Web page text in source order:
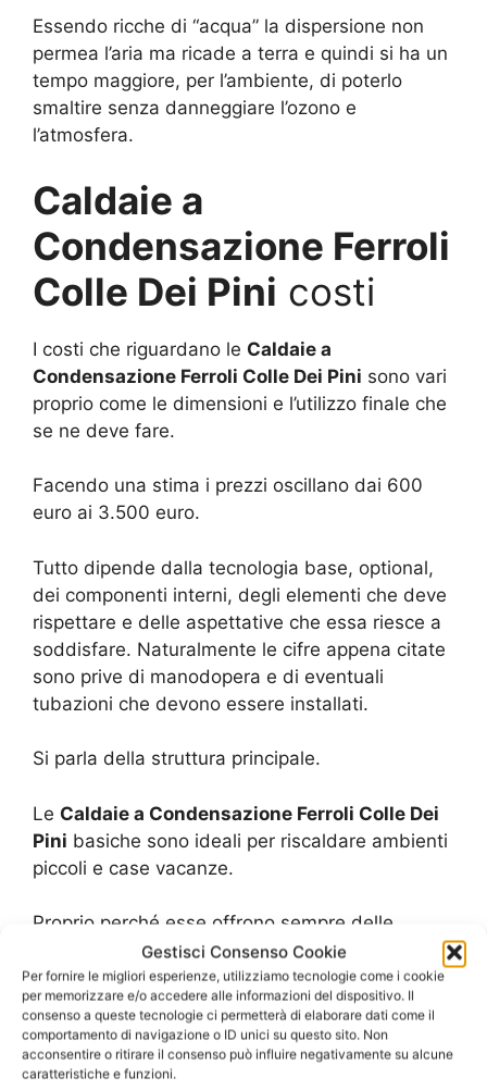
Gestisci Consenso Cookie
Per fornire le migliori esperienze, utilizziamo tecnologie come i cookie
per memorizzare e/o accedere alle informazioni del dispositivo. Il
consenso a queste tecnologie ci permetterà di elaborare dati come il
comportamento di navigazione o ID unici su questo sito. Non
acconsentire o ritirare il consenso può influire negativamente su alcune
caratteristiche e funzioni.
Essendo ricche di “acqua” la dispersione non
permea l’aria ma ricade a terra e quindi si ha un
tempo maggiore, per l’ambiente, di poterlo
smaltire senza danneggiare l’ozono e
l’atmosfera.
Caldaie a
Condensazione Ferroli
Colle Dei Pini costi
I costi che riguardano le Caldaie a
Condensazione Ferroli Colle Dei Pini sono vari
proprio come le dimensioni e l’utilizzo finale che
se ne deve fare.
Facendo una stima i prezzi oscillano dai 600
euro ai 3.500 euro.
Tutto dipende dalla tecnologia base, optional,
dei componenti interni, degli elementi che deve
rispettare e delle aspettative che essa riesce a
soddisfare. Naturalmente le cifre appena citate
sono prive di manodopera e di eventuali
tubazioni che devono essere installati.
Si parla della struttura principale.
Le Caldaie a Condensazione Ferroli Colle Dei
Pini basiche sono ideali per riscaldare ambienti
piccoli e case vacanze.
Proprio perché esse offrono sempre delle
qualità di condensazione e temperature
uniformi sono ideali per questi tipi di ambienti.
Mentre per ambienti grandi o condomini si
devono scegliere delleCaldaie a